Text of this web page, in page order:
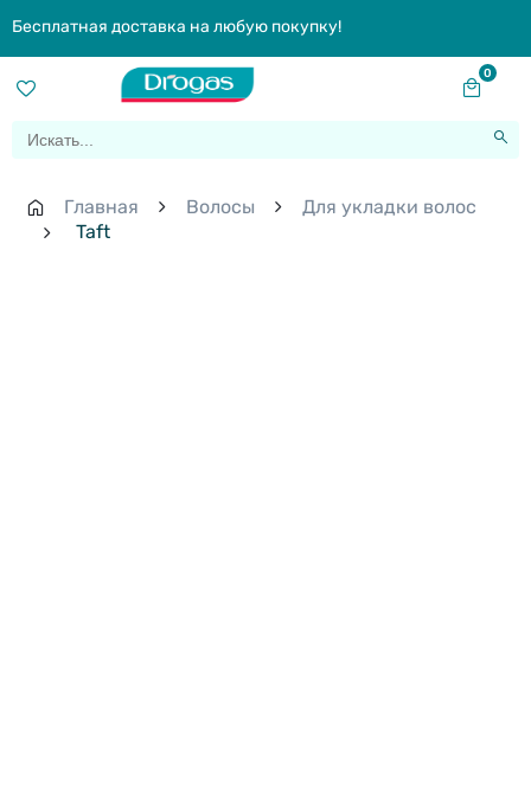
Бесплатная доставка на любую покупку!
0
Главная Волосы
Для укладки волос
Taft